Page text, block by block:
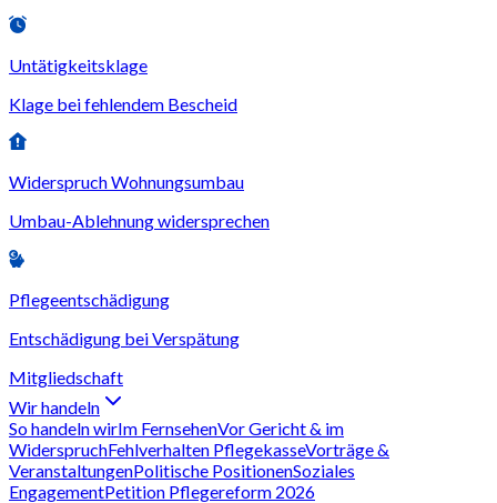
Untätigkeitsklage
Klage bei fehlendem Bescheid
Widerspruch Wohnungsumbau
Umbau-Ablehnung widersprechen
Pflegeentschädigung
Entschädigung bei Verspätung
Mitgliedschaft
Wir handeln
So handeln wirIm FernsehenVor Gericht & im
WiderspruchFehlverhalten PflegekasseVorträge &
VeranstaltungenPolitische PositionenSoziales
EngagementPetition Pflegereform 2026